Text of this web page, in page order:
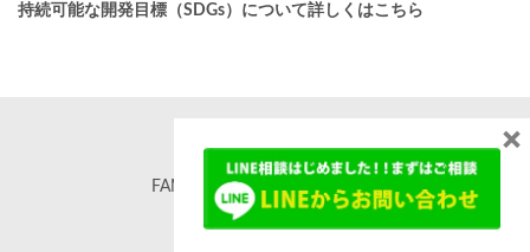
持続可能な開発目標（SDGs）について詳しくはこちら
FAMORE. All rights reserved. ©
famore.co.jp
×